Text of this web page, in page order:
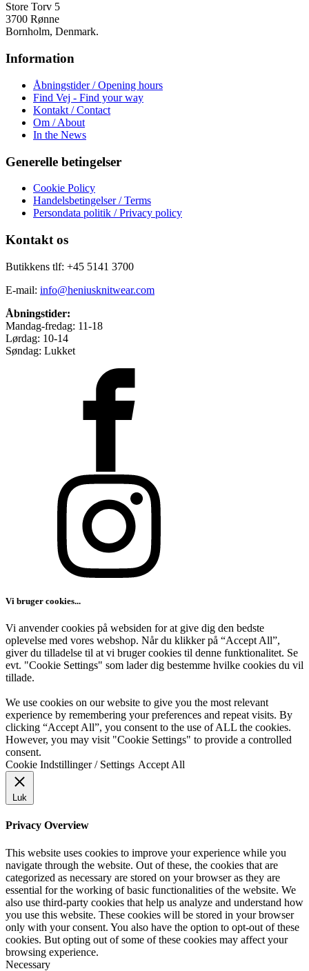
Store Torv 5
3700 Rønne
Bornholm, Denmark.
Information
Åbningstider / Opening hours
Find Vej - Find your way
Kontakt / Contact
Om / About
In the News
Generelle betingelser
Cookie Policy
Handelsbetingelser / Terms
Persondata politik / Privacy policy
Kontakt os
Butikkens tlf: +45 5141 3700
E-mail: info@heniusknitwear.com
Åbningstider:
Mandag-fredag: 11-18
Lørdag: 10-14
Søndag: Lukket
Vi bruger cookies...
Vi anvender cookies på websiden for at give dig den bedste
oplevelse med vores webshop. Når du klikker på “Accept All”,
giver du tilladelse til at vi bruger cookies til denne funktionalitet. Se
evt. "Cookie Settings" som lader dig bestemme hvilke cookies du vil
tillade.
We use cookies on our website to give you the most relevant
experience by remembering your preferences and repeat visits. By
clicking “Accept All”, you consent to the use of ALL the cookies.
However, you may visit "Cookie Settings" to provide a controlled
consent.
Cookie Indstillinger / Settings Accept All
Luk
Privacy Overview
This website uses cookies to improve your experience while you
navigate through the website. Out of these, the cookies that are
categorized as necessary are stored on your browser as they are
essential for the working of basic functionalities of the website. We
also use third-party cookies that help us analyze and understand how
you use this website. These cookies will be stored in your browser
only with your consent. You also have the option to opt-out of these
cookies. But opting out of some of these cookies may affect your
browsing experience.
Necessary